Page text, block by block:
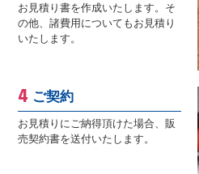
お見積り書を作成いたします。そ
の他、諸費用についてもお見積り
いたします。
ご契約
お見積りにご納得頂けた場合、販
売契約書を送付いたします。